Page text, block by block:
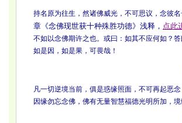
持名原为往生，然诸佛威光，不可思议，念彼
章《念佛现世获十种殊胜功德》浅释， 点此
不如以念佛期许之也。或曰：如其不应何如？
如是因，如是果，可畏哉！
凡一切逆境当前，俱是惑缘照面，不可再起恶
因缘勿忘念佛，佛有无量智慧福德光明所加，境